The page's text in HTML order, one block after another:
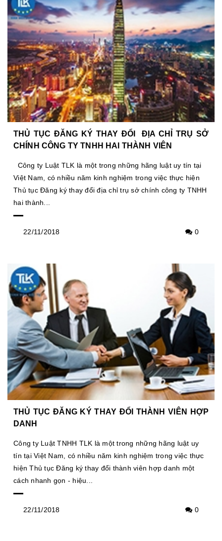
THỦ TỤC ĐĂNG KÝ THAY ĐỔI ĐỊA CHỈ TRỤ SỞ
CHÍNH CÔNG TY TNHH HAI THÀNH VIÊN
Công ty Luật TLK là một trong những hãng luật uy tín tại
Việt Nam, có nhiều năm kinh nghiệm trong việc thực hiện
Thủ tục Đăng ký thay đổi địa chỉ trụ sở chính công ty TNHH
hai thành...
22/11/2018 0
THỦ TỤC ĐĂNG KÝ THAY ĐỔI THÀNH VIÊN HỢP
DANH
Công ty Luật TNHH TLK là một trong những hãng luật uy
tín tại Việt Nam, có nhiều năm kinh nghiệm trong việc thực
hiện Thủ tục Đăng ký thay đổi thành viên hợp danh một
cách nhanh gọn - hiệu...
22/11/2018 0